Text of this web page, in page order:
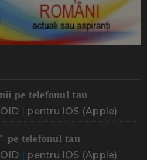
pe telefonul tau
pentru IOS (Apple)
pe telefonul tau
pentru IOS (Apple)